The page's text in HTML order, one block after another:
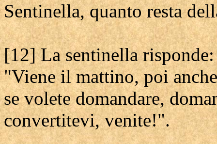
Sentinella, quanto resta
[12] La sentinella risponde:
"Viene il mattino, poi
se volete domandare,
convertitevi, venite!".